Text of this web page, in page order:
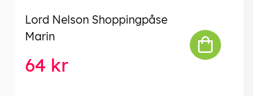
Lord Nelson Shoppingpåse
Marin
64 kr